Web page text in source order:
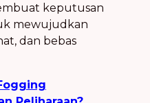
keputusan
mewujudkan
dan bebas